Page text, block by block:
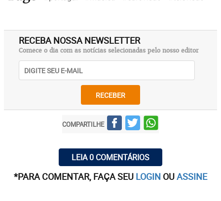
RECEBA NOSSA NEWSLETTER
Comece o dia com as notícias selecionadas pelo nosso editor
RECEBER
COMPARTILHE
LEIA 0 COMENTÁRIOS
*PARA COMENTAR, FAÇA SEU LOGIN OUASSINE